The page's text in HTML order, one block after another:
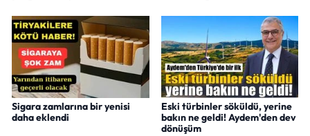
Sigara zamlarına bir yenisi
daha eklendi
Eski türbinler söküldü, yerine
bakın ne geldi! Aydem'den dev
dönüşüm